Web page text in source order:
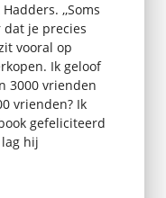
,,Soms
je precies
vooral op
Ik geloof
3000 vrienden
vrienden? Ik
gefeliciteerd
hij